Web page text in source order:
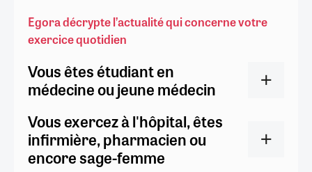
Egora décrypte l’actualité qui concerne votre
exercice quotidien
Vous êtes étudiant en
médecine ou jeune médecin
Vous exercez à l'hôpital, êtes
infirmière, pharmacien ou
encore sage-femme